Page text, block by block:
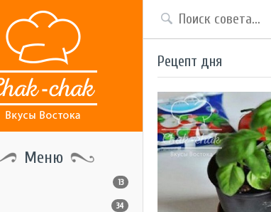
Меню
13
34
Рецепт дня